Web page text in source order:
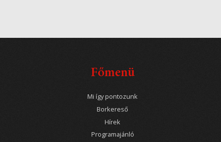
Főmenü
Mi így pontozunk
Borkereső
Hírek
Programajánló